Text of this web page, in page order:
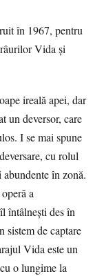
în 1967, pentru
Vida şi
ireală apei, dar
un deversor, care
I se mai spune
cu rolul
în zonă.
a
întâlnești des în
sistem de captare
Vida este un
o lungime la